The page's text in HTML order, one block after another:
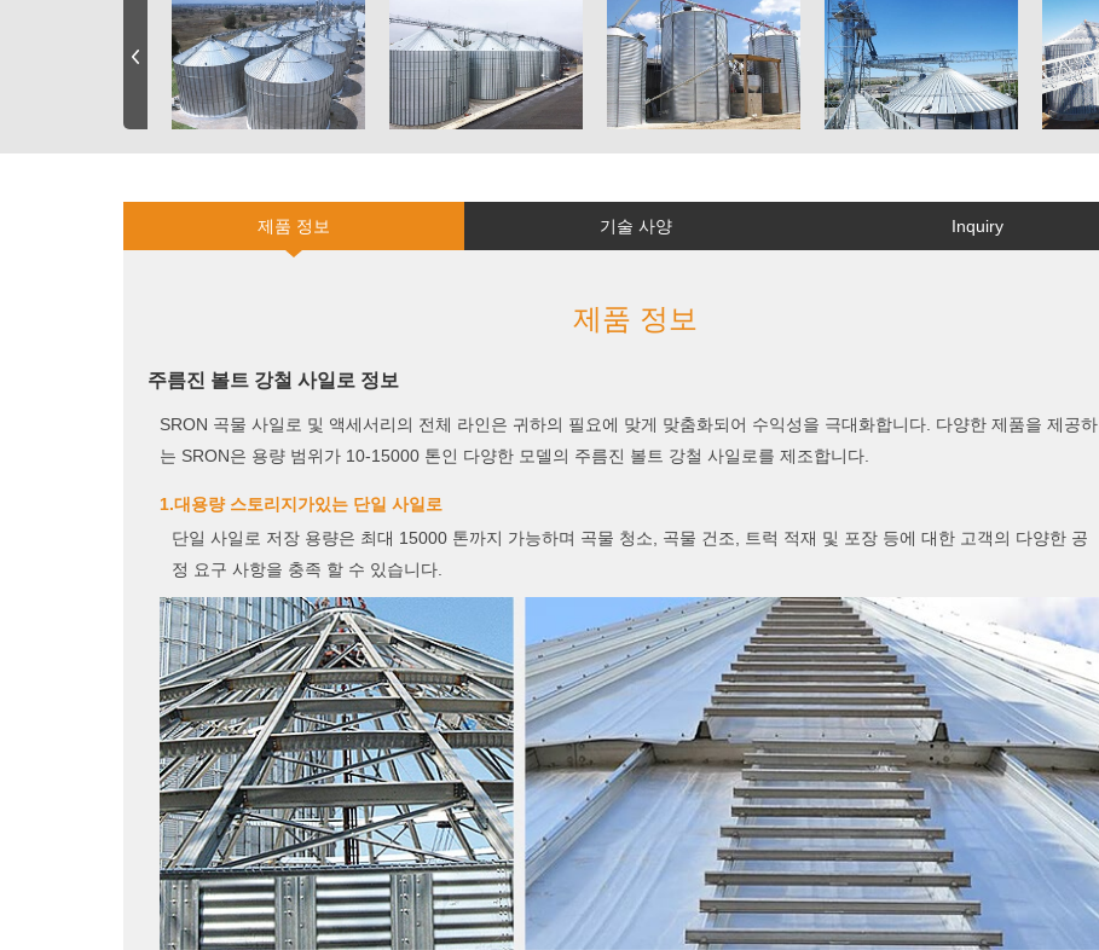
제품 정보 기술 사양 Inquiry
제품 정보
주름진 볼트 강철 사일로 정보
SRON 곡물 사일로 및 액세서리의 전체 라인은 귀하의 필요에 맞게 맞춤화되어 수익성을 극대화합니다. 다양한 제품을 제공하
는 SRON은 용량 범위가 10-15000 톤인 다양한 모델의 주름진 볼트 강철 사일로를 제조합니다.
1.대용량 스토리지가있는 단일 사일로
단일 사일로 저장 용량은 최대 15000 톤까지 가능하며 곡물 청소, 곡물 건조, 트럭 적재 및 포장 등에 대한 고객의 다양한 공
정 요구 사항을 충족 할 수 있습니다.